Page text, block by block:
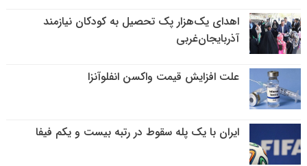
اهدای یک‌هزار پک تحصیل به کودکان نیازمند
آذربایجان‌غربی
علت افزایش قیمت واکسن انفلوآنزا
ایران با یک پله سقوط در رتبه بیست و یکم فیفا